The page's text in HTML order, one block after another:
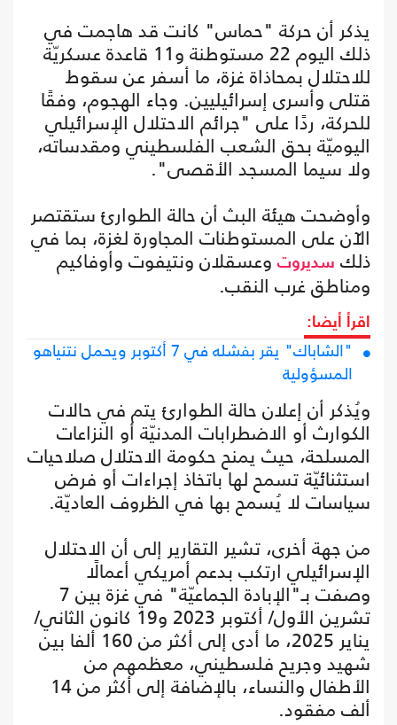
يذكر أن حركة "حماس" كانت قد هاجمت في
ذلك اليوم 22 مستوطنة و11 قاعدة عسكريّة
للاحتلال بمحاذاة غزة، ما أسفر عن سقوط
قتلى وأسرى إسرائيليين. وجاء الهجوم، وفقًا
للحركة، ردًا على "جرائم الاحتلال الإسرائيلي
اليوميّة بحق الشعب الفلسطيني ومقدساته،
ولا سيما المسجد الأقصى".
وأوضحت هيئة البث أن حالة الطوارئ ستقتصر
الآن على المستوطنات المجاورة لغزة، بما في
ذلك سديروت وعسقلان ونتيفوت وأوفاكيم
ومناطق غرب النقب.
اقرأ أيضا:
"الشاباك" يقر بفشله في 7 أكتوبر ويحمل نتنياهو
المسؤولية
ويُذكر أن إعلان حالة الطوارئ يتم في حالات
الكوارث أو الاضطرابات المدنيّة أو النزاعات
المسلحة، حيث يمنح حكومة الاحتلال صلاحيات
استثنائيّة تسمح لها باتخاذ إجراءات أو فرض
سياسات لا يُسمح بها في الظروف العاديّة.
من جهة أخرى، تشير التقارير إلى أن الاحتلال
الإسرائيلي ارتكب بدعم أمريكي أعمالًا
وصفت بـ"الإبادة الجماعيّة" في غزة بين 7
تشرين الأول/ أكتوبر 2023 و19 كانون الثاني/
يناير 2025، ما أدى إلى أكثر من 160 ألفا بين
شهيد وجريح فلسطيني، معظمهم من
الأطفال والنساء، بالإضافة إلى أكثر من 14
ألف مفقود.